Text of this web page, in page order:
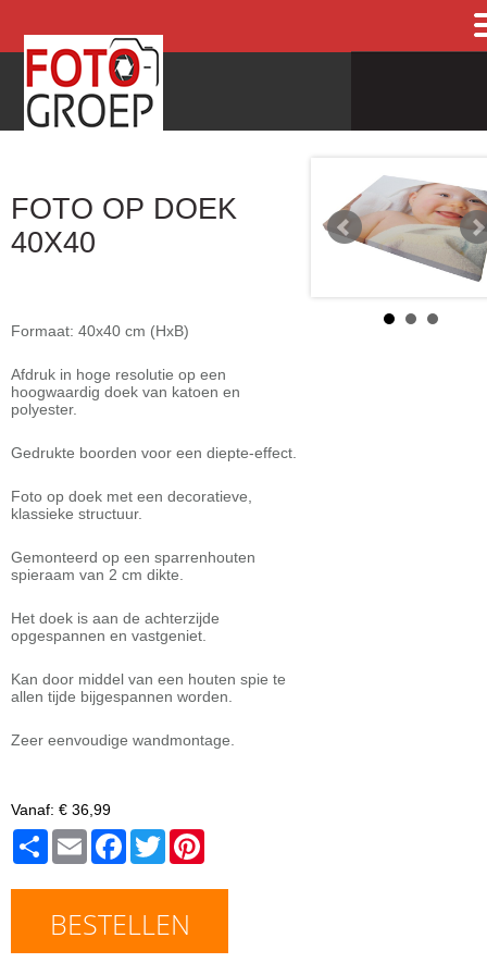
FOTO OP DOEK
40X40
Formaat: 40x40 cm (HxB)
Afdruk in hoge resolutie op een
hoogwaardig doek van katoen en
polyester.
Gedrukte boorden voor een diepte-effect.
Foto op doek met een decoratieve,
klassieke structuur.
Gemonteerd op een sparrenhouten
spieraam van 2 cm dikte.
Het doek is aan de achterzijde
opgespannen en vastgeniet.
Kan door middel van een houten spie te
allen tijde bijgespannen worden.
Zeer eenvoudige wandmontage.
Vanaf: € 36,99
Share Email Facebook
Twitter
BESTELLEN